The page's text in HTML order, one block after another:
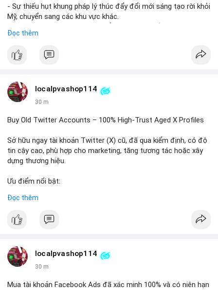
- Sự thiếu hụt khung pháp lý thúc đẩy đổi mới sáng tạo rời khỏi
Mỹ, chuyển sang các khu vực khác.
trường khi Mỹ còn đang lúng túng về luật pháp.
#binancesquare #blockchain
#vlikevn #titanbot
📰 Nguồn: Cointelegraph
Đọc thêm
localpvashop114
30 m
Buy Old Twitter Accounts – 100% High-Trust Aged X Profiles
Sở hữu ngay tài khoản Twitter (X) cũ, đã qua kiểm định, có độ
tin cậy cao, phù hợp cho marketing, tăng tương tác hoặc xây
dựng thương hiệu.
Ưu điểm nổi bật:
- Hồ sơ hoàn chỉnh, giảm nguy cơ bị khóa
✈️ Telegram: @localpvashop
📧 Email: localpvashop@gmail.com
Đọc thêm
localpvashop114
30 m
Mua tài khoản Facebook Ads đã xác minh 100% và có niên hạn